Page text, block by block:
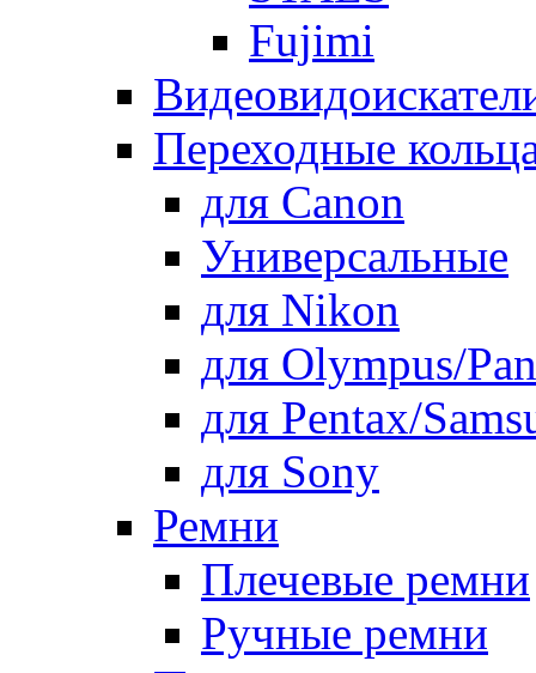
Fujimi
Переходные
для Canon
Универсальные
для Nikon
для Olympus/
для Pentax/
для Sony
Ремни
Плечевые ремни
Ручные ремни